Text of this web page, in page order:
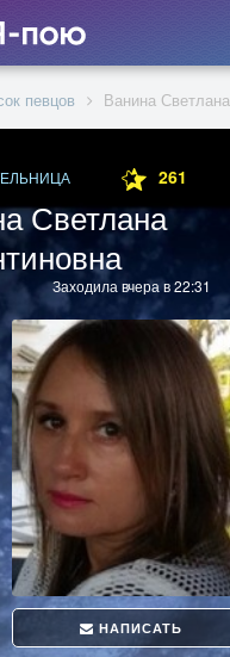
певцов Ванина
261
Светлана
Заходила вчера в 22:31
НАПИСАТЬ